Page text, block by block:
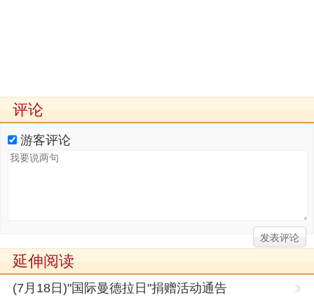
评论
游客评论
延伸阅读
(7月18日)"国际曼德拉日"捐赠活动通告